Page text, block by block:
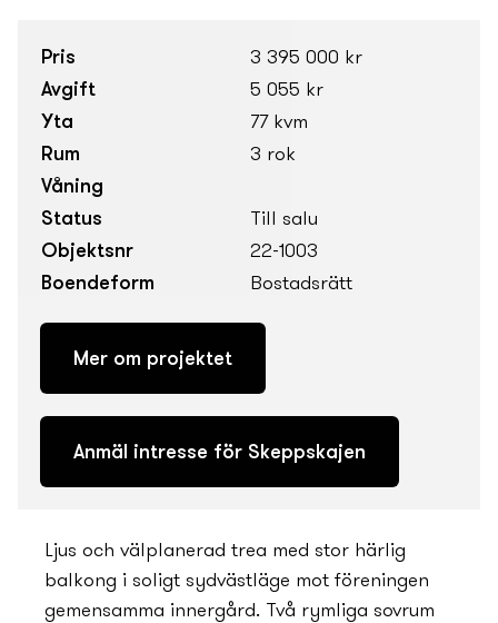
Pris
3 395 000 kr
Avgift
5 055 kr
Yta
77 kvm
Rum
3 rok
Våning
Status
Till salu
Objektsnr
22-1003
Boendeform
Bostadsrätt
Mer om projektet
Anmäl intresse för Skeppskajen
Ljus och välplanerad trea med stor härlig
balkong i soligt sydvästläge mot föreningen
gemensamma innergård. Två rymliga sovrum